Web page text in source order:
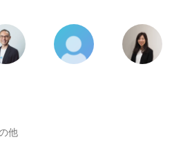
他